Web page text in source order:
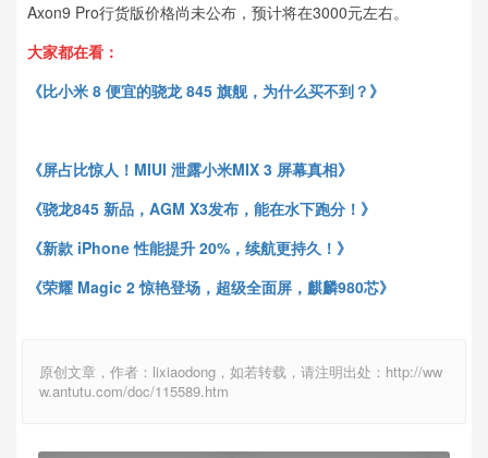
Axon9 Pro行货版价格尚未公布，预计将在3000元左右。
大家都在看：
《比小米 8 便宜的骁龙 845 旗舰，为什么买不到？》
《屏占比惊人！MIUI 泄露小米MIX 3 屏幕真相》
《骁龙845 新品，AGM X3发布，能在水下跑分！》
《新款 iPhone 性能提升 20%，续航更持久！》
《荣耀 Magic 2 惊艳登场，超级全面屏，麒麟980芯》
原创文章，作者：lixiaodong，如若转载，请注明出处：http://ww
w.antutu.com/doc/115589.htm